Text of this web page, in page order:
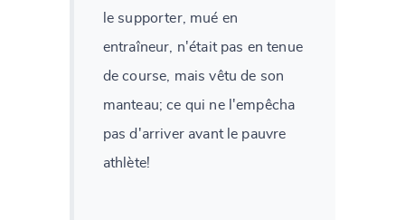
le supporter, mué en
entraîneur, n'était pas en tenue
de course, mais vêtu de son
manteau; ce qui ne l'empêcha
pas d'arriver avant le pauvre
athlète!